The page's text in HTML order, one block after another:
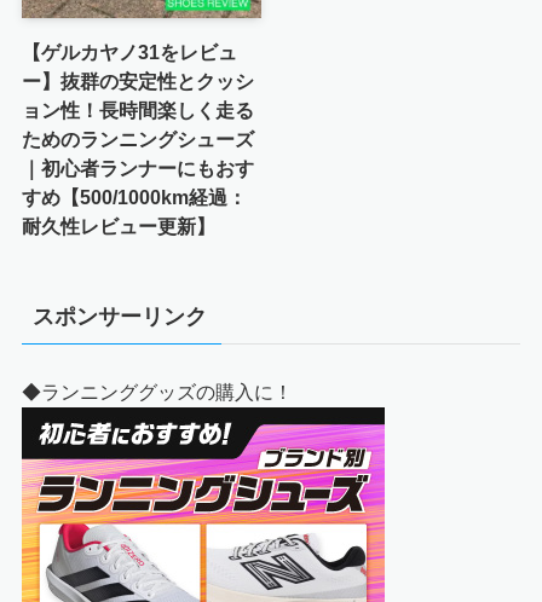
【ゲルカヤノ31をレビュ
ー】抜群の安定性とクッシ
ョン性！長時間楽しく走る
ためのランニングシューズ
｜初心者ランナーにもおす
すめ【500/1000km経過：
耐久性レビュー更新】
スポンサーリンク
◆ランニンググッズの購入に！